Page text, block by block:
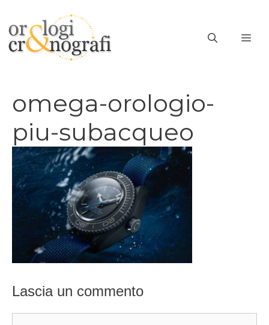
contenuto
omega-orologio-
piu-subacqueo
Lascia un commento